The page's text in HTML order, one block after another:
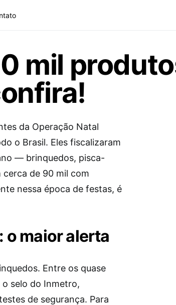
mil
da Operação Natal
o Brasil. Eles fiscalizaram
— brinquedos, pisca-
de 90 mil com
nessa época de festas, é
o maior alerta
Entre os quase
selo do Inmetro,
de segurança. Para